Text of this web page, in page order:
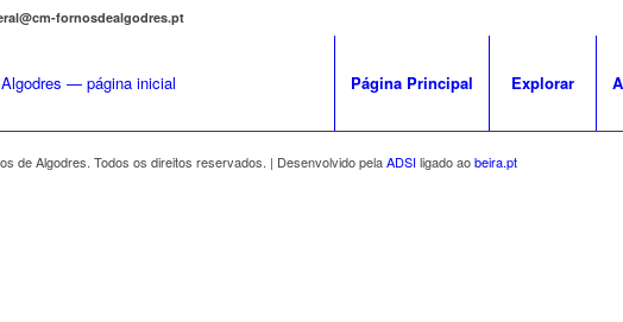
fornosdealgodres.pt
Página Principal Explorar
de Algodres. Todos os direitos reservados. | Desenvolvido pelaADSIligado aobeira.pt